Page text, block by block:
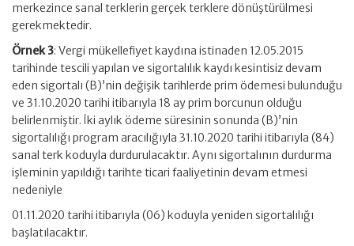
merkezince sanal terklerin gerçek terklere dönüştürülmesi
gerekmektedir.
Örnek 3: Vergi mükellefiyet kaydına istinaden 12.05.2015
tarihinde tescili yapılan ve sigortalılık kaydı kesintisiz devam
eden sigortalı (B)’nin değişik tarihlerde prim ödemesi bulunduğu
ve 31.10.2020 tarihi itibarıyla 18 ay prim borcunun olduğu
belirlenmiştir. İki aylık ödeme süresinin sonunda (B)’nin
sigortalılığı program aracılığıyla 31.10.2020 tarihi itibarıyla (84)
sanal terk koduyla durdurulacaktır. Aynı sigortalının durdurma
işleminin yapıldığı tarihte ticari faaliyetinin devam etmesi
nedeniyle
01.11.2020 tarihi itibarıyla (06) koduyla yeniden sigortalılığı
başlatılacaktır.